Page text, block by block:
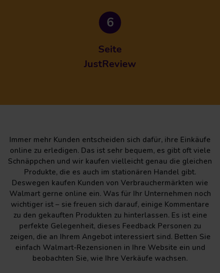
Seite
JustReview
Immer mehr Kunden entscheiden sich dafür, ihre Einkäufe
online zu erledigen. Das ist sehr bequem, es gibt oft viele
Schnäppchen und wir kaufen vielleicht genau die gleichen
Produkte, die es auch im stationären Handel gibt.
Deswegen kaufen Kunden von Verbrauchermärkten wie
Walmart gerne online ein. Was für Ihr Unternehmen noch
wichtiger ist – sie freuen sich darauf, einige Kommentare
zu den gekauften Produkten zu hinterlassen. Es ist eine
perfekte Gelegenheit, dieses Feedback Personen zu
zeigen, die an Ihrem Angebot interessiert sind. Betten Sie
einfach Walmart-Rezensionen in Ihre Website ein und
beobachten Sie, wie Ihre Verkäufe wachsen.